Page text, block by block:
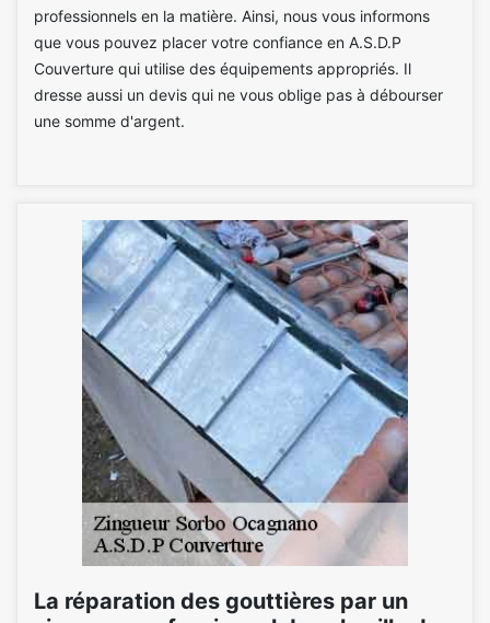
professionnels en la matière. Ainsi, nous vous informons
que vous pouvez placer votre confiance en A.S.D.P
Couverture qui utilise des équipements appropriés. Il
dresse aussi un devis qui ne vous oblige pas à débourser
une somme d'argent.
La réparation des gouttières par un